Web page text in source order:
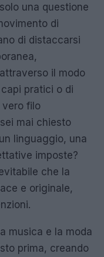
una questione
di
di distaccarsi
il modo
pratici o di
vero filo
mai chiesto
linguaggio, una
imposte?
che la
e originale,
musica e la moda
prima, creando